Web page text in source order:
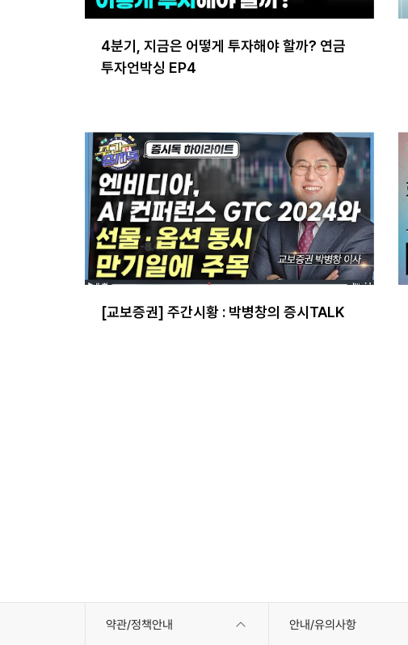
4분기, 지금은 어떻게 투자해야 할까? 연금
투자언박싱 EP4
[교보증권] 주간시황 : 박병창의 증시TALK
약관/정책안내 안내/유의사항